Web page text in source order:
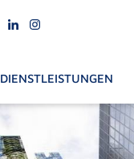
DIENSTLEISTUNGEN